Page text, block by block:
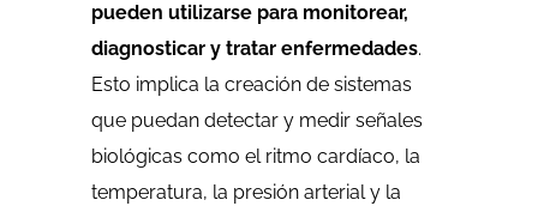
pueden utilizarse para monitorear,
diagnosticar y tratar enfermedades.
Esto implica la creación de sistemas
que puedan detectar y medir señales
biológicas como el ritmo cardíaco, la
temperatura, la presión arterial y la